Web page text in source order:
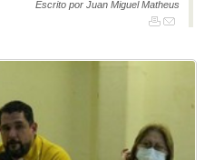
Escrito por Juan Miguel Matheus